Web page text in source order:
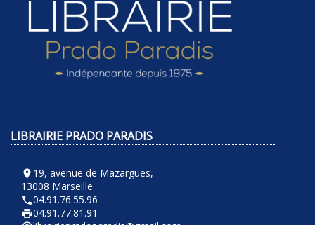
LIBRAIRIE PRADO PARADIS
room 19, avenue de Mazargues,
13008 Marseille
phone04.91.76.55.96
local_printshop04.91.77.81.91